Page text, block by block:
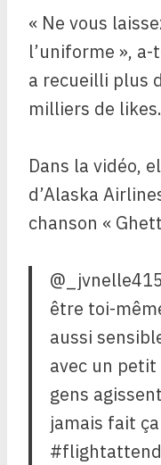
« Ne vous
l’uniforme »,
a recueilli plus
milliers de likes.
Dans la vidéo,
d’Alaska
chanson «
être toi-
aussi
avec un
gens
jamais fait